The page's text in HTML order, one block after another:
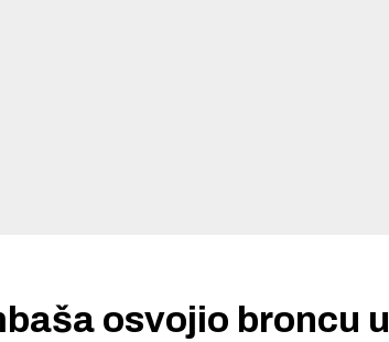
osvojio broncu u